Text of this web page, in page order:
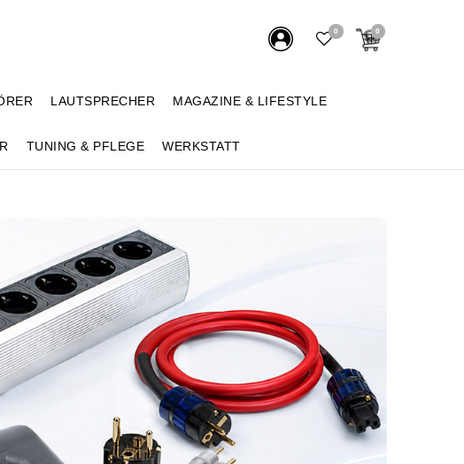
0 0
LAUTSPRECHER MAGAZINE & LIFESTYLE
TUNING & PFLEGE WERKSTATT